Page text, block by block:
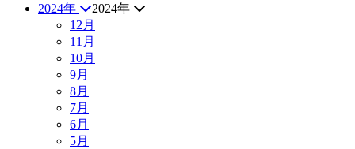
2024年
2024年
12月
11月
10月
9月
8月
7月
6月
5月